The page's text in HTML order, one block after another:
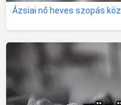
Ázsiai nő heves szopás